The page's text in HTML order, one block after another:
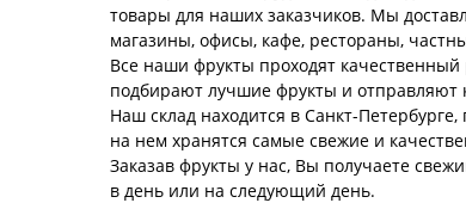
товары для наших заказчиков. Мы
магазины, офисы, кафе, рестораны,
Все наши фрукты проходят
подбирают лучшие фрукты и отправляют
Наш склад находится в Санкт-
на нем хранятся самые свежие и
Заказав фрукты у нас, Вы получаете
в день или на следующий день.